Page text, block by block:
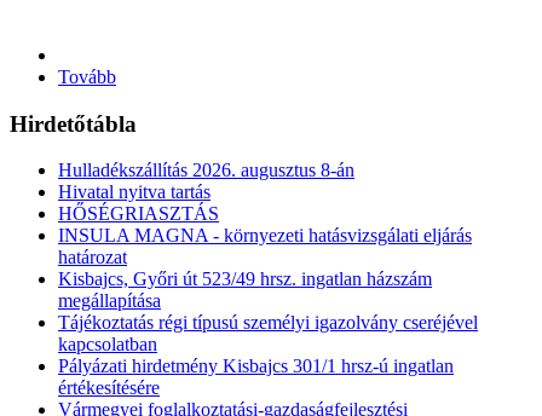
Tovább
Hirdetőtábla
Hulladékszállítás 2026. augusztus 8-án
Hivatal nyitva tartás
HŐSÉGRIASZTÁS
INSULA MAGNA - környezeti hatásvizsgálati eljárás
határozat
Kisbajcs, Győri út 523/49 hrsz. ingatlan házszám
megállapítása
Tájékoztatás régi típusú személyi igazolvány cseréjével
kapcsolatban
Pályázati hirdetmény Kisbajcs 301/1 hrsz-ú ingatlan
értékesítésére
Vármegyei foglalkoztatási-gazdaságfejlesztési